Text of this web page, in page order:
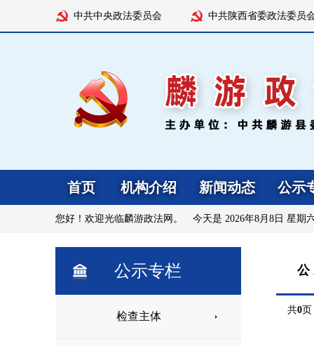
中共中央政法委员会 中共陕西省委政法委员
首页 机构介绍 新闻动态 公示
您好！欢迎光临麟游政法网。 今天是 2026年8月8日 星期
公示专栏
检查主体
共0页